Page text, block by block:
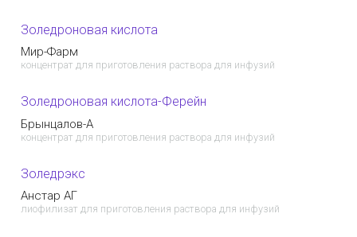
Золедроновая кислота
Мир-Фарм
концентрат для приготовления раствора для инфузий
Золедроновая кислота-Ферейн
Брынцалов-А
концентрат для приготовления раствора для инфузий
Золедрэкс
Анстар АГ
лиофилизат для приготовления раствора для инфузий